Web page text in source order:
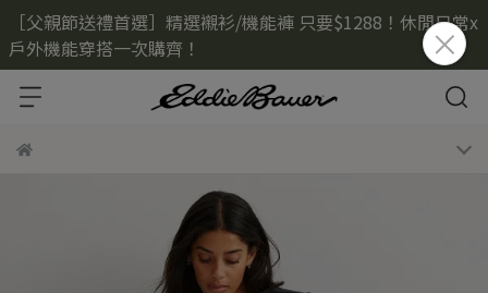
［父親節送禮首選］精選襯衫/機能褲 只要$1288！休閒日常x
戶外機能穿搭一次購齊！